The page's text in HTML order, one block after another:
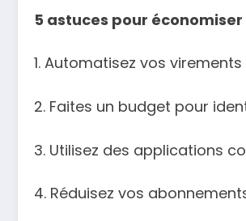
5 astuces pour
1. Automatisez vos
2. Faites un budget pour
3. Utilisez des applications
4. Réduisez vos